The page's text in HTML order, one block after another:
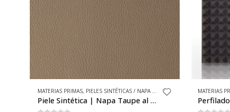
,PIELES SINTÉTICAS BÁSICAS,TEJIDOS
MATERIAS PRIMAS, PLANCHAS ACÚSTICAS
Perfilado IC-eGBOX
MATERIAS
Perfilado